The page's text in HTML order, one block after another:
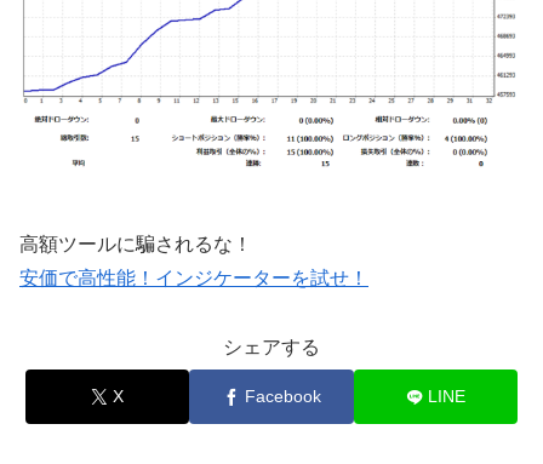
高額ツールに騙されるな！
安価で高性能！インジケーターを試せ！
シェアする
X Facebook LINE